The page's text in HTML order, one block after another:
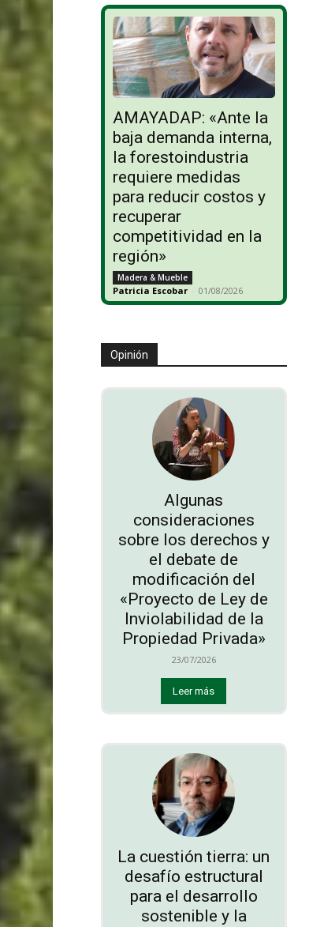
AMAYADAP: «Ante la
baja demanda interna,
la forestoindustria
requiere medidas
para reducir costos y
recuperar
competitividad en la
región»
Madera & Mueble
Patricia Escobar - 01/08/2026
Opinión
Algunas
consideraciones
sobre los derechos y
el debate de
modificación del
«Proyecto de Ley de
Inviolabilidad de la
Propiedad Privada»
23/07/2026
Leer más
La cuestión tierra: un
desafío estructural
para el desarrollo
sostenible y la